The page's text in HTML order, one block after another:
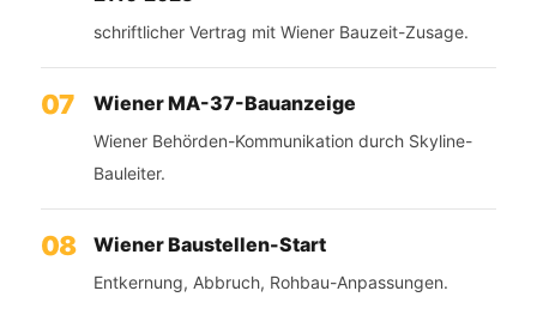
schriftlicher Vertrag mit Wiener Bauzeit-Zusage.
Wiener MA-37-Bauanzeige
Wiener Behörden-Kommunikation durch Skyline-
Bauleiter.
Wiener Baustellen-Start
Entkernung, Abbruch, Rohbau-Anpassungen.